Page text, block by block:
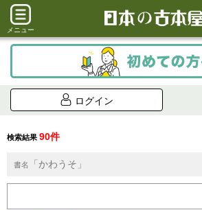
メニュー
ログイン
検索結果 90件
書名 「かわうそ」